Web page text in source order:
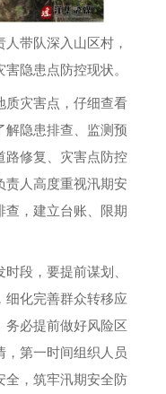
带队深入山区村，
隐患点防控现状。
质灾害点，仔细查看
解隐患排查、监测预
路修复、灾害点防控
责人高度重视汛期安
查，建立台账、限期
段，要提前谋划、
细化完善群众转移应
务必提前做好风险区
，第一时间组织人员
全，筑牢汛期安全防